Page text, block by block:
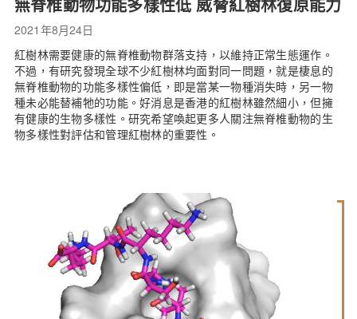
2021年8月24日
紅樹林需要健康的無脊椎動物群落支持，以維持正常生態運作。
不過，有研究發現全球不少紅樹林均面對同一問題，就是棲息的
無脊椎動物的功能多樣性偏低，即是當某一物種消失時，另一物
種未必能替補牠的功能。好消息是香港的紅樹林雖然細小，但擁
有健康的生物多樣性。研究希望喚起更多人關注無脊椎動物的生
物多樣性對評估和管理紅樹林的重要性。